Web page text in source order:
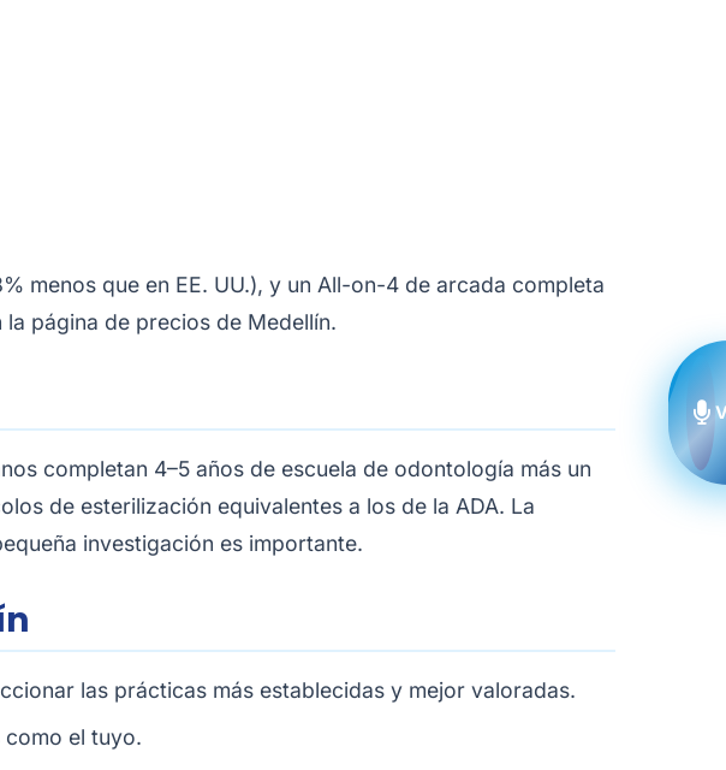
menos que en EE. UU.), y un All-on-4 de arcada completa
la página de precios de Medellín.
completan 4–5 años de escuela de odontología más un
de esterilización equivalentes a los de la ADA. La
investigación es importante.
las prácticas más establecidas y mejor valoradas.
el tuyo.